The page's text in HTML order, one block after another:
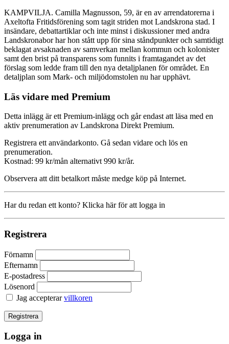
KAMPVILJA. Camilla Magnusson, 59, är en av arrendatorerna i
Axeltofta Fritidsförening som tagit striden mot Landskrona stad. I
insändare, debattartiklar och inte minst i diskussioner med andra
Landskronabor har hon stått upp för sina ståndpunkter och samtidigt
beklagat avsaknaden av samverkan mellan kommun och kolonister
samt den brist på transparens som funnits i framtagandet av det
förslag som ledde fram till den nya detaljplanen för området. En
detaljplan som Mark- och miljödomstolen nu har upphävt.
Läs vidare med Premium
Detta inlägg är ett Premium-inlägg och går endast att läsa med en
aktiv prenumeration av Landskrona Direkt Premium.
Registrera ett användarkonto. Gå sedan vidare och lös en
prenumeration.
Kostnad: 99 kr/mån alternativt 990 kr/år.
Observera att ditt betalkort måste medge köp på Internet.
Har du redan ett konto? Klicka här för att logga in
Registrera
Förnamn
Efternamn
E-postadress
Lösenord
Jag accepterarvillkoren
Logga in